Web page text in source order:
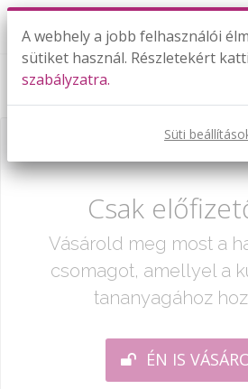
Testek felszíne,
Már csak egy lépés:
Csak
Vásárold meg most a
csomagot, amellyel a
tananyagához
ÉN IS
A webhely a jobb felhasználói
sütiket használ. Részletekért
szabályzatra.
Süti